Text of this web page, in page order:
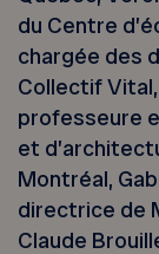
du Centre
chargée des
Collectif
professeure
et
Montréal,
directrice de
Claude